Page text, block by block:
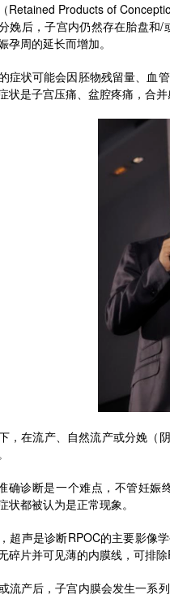
Retained Products of
娩后，子宫内仍然存在胎盘和
孕周的延长而增加。
症状可能会因胚物残留量、血
状是子宫压痛、盆腔疼痛，合并
，在流产、自然流产或分娩（
确诊断是一个难点，不管妊
状都被认为是正常现象。
超声是诊断RPOC的主要影像
碎片并可见薄的内膜线，可排
流产后，子宫内膜会发生一系